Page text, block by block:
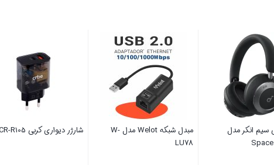
دوربین ثبت وقایع 3 لنز Wifi
هدفون بی سیم انکر مدل
Space One Pro
مبدل شبکه Welot مدل W-